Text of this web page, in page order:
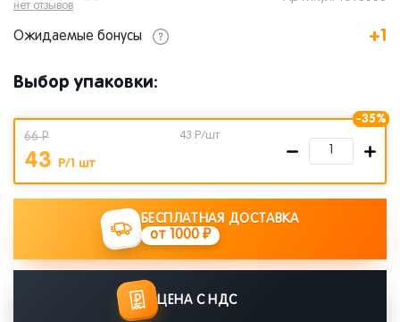
нет отзывов
Ожидаемые бонусы +1
Выбор упаковки:
-35%
66 Р
43 Р/1 шт
43 Р/шт
БЕСПЛАТНАЯ ДОСТАВКА
от 1000 ₽
ЦЕНА С НДС